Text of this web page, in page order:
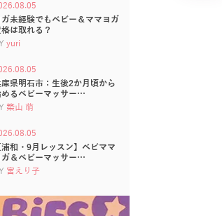
ガ未経験でもベビー＆ママヨガ
は取れる？
yuri
県明石市：生後2か月頃から
るベビーマッサー…
築山 萌
浦和・9月レッスン】ベビママ
ガ＆ベビーマッサー…
宮えり子